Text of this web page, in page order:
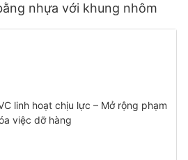
nhựa với khung nhôm